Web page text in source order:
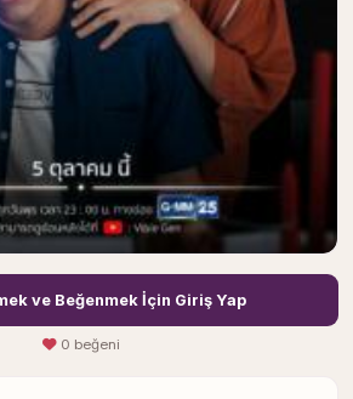
ve Beğenmek İçin Giriş Yap
0 beğeni